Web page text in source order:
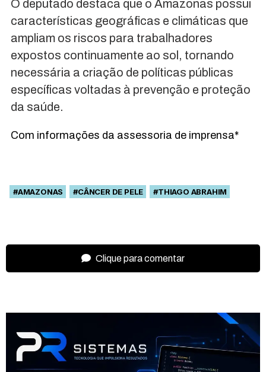
O deputado destaca que o Amazonas possui
características geográficas e climáticas que
ampliam os riscos para trabalhadores
expostos continuamente ao sol, tornando
necessária a criação de políticas públicas
específicas voltadas à prevenção e proteção
da saúde.
Com informações da assessoria de imprensa*
#AMAZONAS #CÂNCER DE PELE #THIAGO ABRAHIM
Clique para comentar